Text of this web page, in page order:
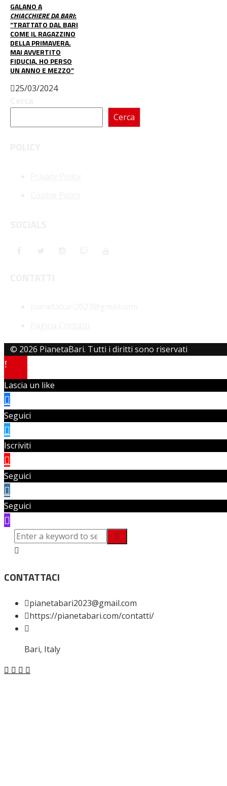
GALANO A
CHIACCHIERE DA BARI:
“TRATTATO DAL BARI
COME IL RAGAZZINO
DELLA PRIMAVERA.
MAI AVVERTITO
FIDUCIA, HO PERSO
UN ANNO E MEZZO”
25/03/2024
Cerca
© 2026 PianetaBari. Tutti i diritti sono riservati
Lascia un like
Seguici
Iscriviti
Seguici
Seguici
CONTATTACI
pianetabari2023@gmail.com
https://pianetabari.com/contatti/
Bari, Italy